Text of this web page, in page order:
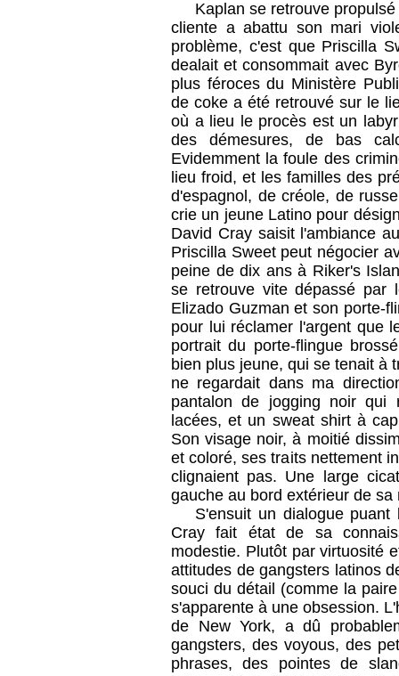
Kaplan se retrouve
cliente a abattu son mari
problème, c'est que Priscilla
dealait et consommait avec
plus féroces du Ministère
de coke a été retrouvé sur le
où a lieu le procès est un
des démesures, de bas
Evidemment la foule des
lieu froid, et les familles des
d'espagnol, de créole, de
crie un jeune Latino pour
David Cray saisit l'ambiance
Priscilla Sweet peut négocier
peine de dix ans à Riker's
se retrouve vite dépassé par
Elizado Guzman et son porte-
pour lui réclamer l'argent que
portrait du porte-flingue
bien plus jeune, qui se tenait à
ne regardait dans ma
pantalon de jogging noir qui
lacées, et un sweat shirt à
Son visage noir, à moitié
et coloré, ses traits nettement
clignaient pas. Une large
gauche au bord extérieur de sa
S'ensuit un dialogue
Cray fait état de sa
modestie. Plutôt par virtuosité
attitudes de gangsters latinos
souci du détail (comme la
s'apparente à une obsession.
de New York, a dû
gangsters, des voyous, des
phrases, des pointes de